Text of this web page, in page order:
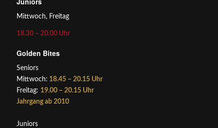
Mittwoch, Freitag
18.30 – 20.00 Uhr
Golden Bites
Seniors
Mittwoch: 18.45 – 20.15 Uhr
Freitag: 19.00 – 20.15 Uhr
Jahrgang ab 2010
Juniors